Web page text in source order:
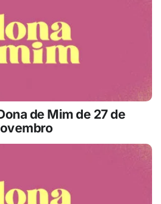
de Mim de 27 de